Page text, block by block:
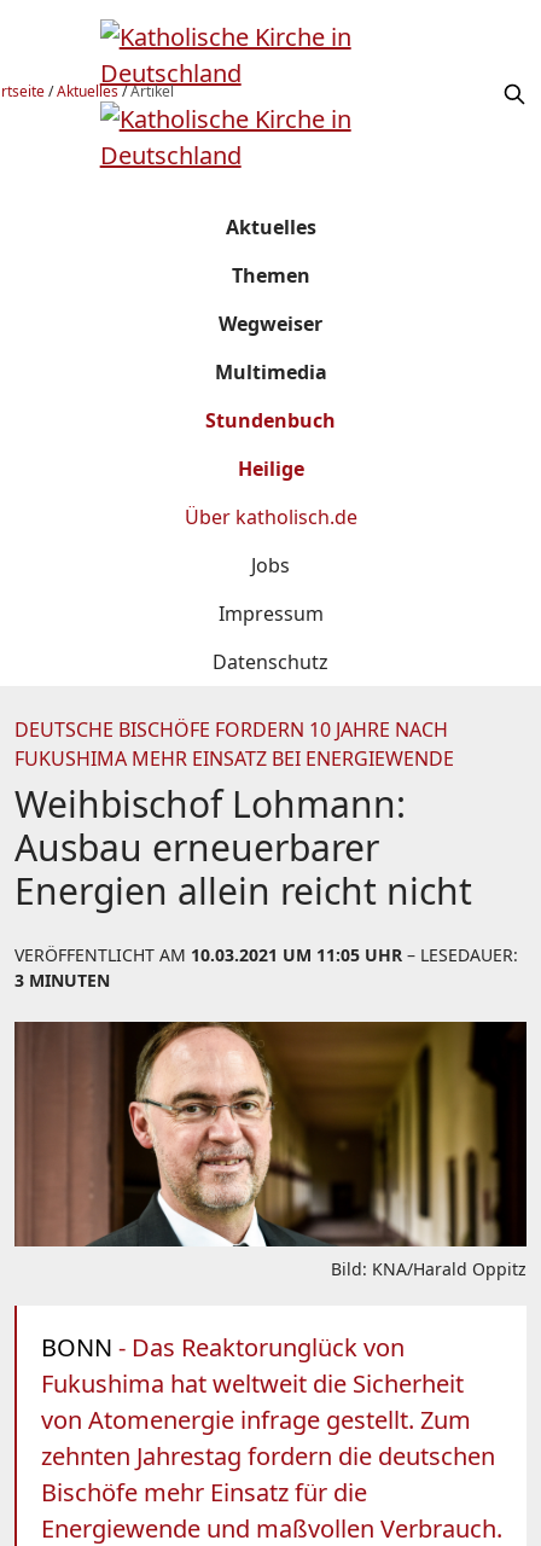
/Aktuelles/Artikel
Aktuelles
Themen
Wegweiser
Multimedia
Stundenbuch
Heilige
Über katholisch.de
Jobs
Impressum
Datenschutz
DEUTSCHE BISCHÖFE FORDERN 10 JAHRE NACH
FUKUSHIMA MEHR EINSATZ BEI ENERGIEWENDE
Weihbischof Lohmann:
Ausbau erneuerbarer
Energien allein reicht nicht
VERÖFFENTLICHT AM 10.03.2021 UM 11:05 UHR – LESEDAUER:
3 MINUTEN
Bild: KNA/Harald Oppitz
BONN - Das Reaktorunglück von
Fukushima hat weltweit die Sicherheit
von Atomenergie infrage gestellt. Zum
zehnten Jahrestag fordern die deutschen
Bischöfe mehr Einsatz für die
Energiewende und maßvollen Verbrauch.